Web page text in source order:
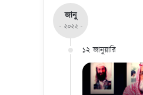
জানু
- ২০২২ -
১২ জানুয়ারি